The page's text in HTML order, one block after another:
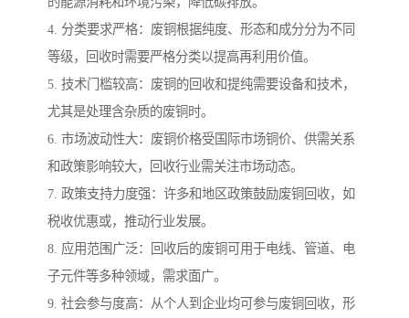
4. 分类要求严格：废铜根据纯度、形态和成分分为不同
等级，回收时需要严格分类以提高再利用价值。
5. 技术门槛较高：废铜的回收和提纯需要设备和技术，
尤其是处理含杂质的废铜时。
6. 市场波动性大：废铜价格受国际市场铜价、供需关系
和政策影响较大，回收行业需关注市场动态。
7. 政策支持力度强：许多和地区政策鼓励废铜回收，如
税收优惠或，推动行业发展。
8. 应用范围广泛：回收后的废铜可用于电线、管道、电
子元件等多种领域，需求面广。
9. 社会参与度高：从个人到企业均可参与废铜回收，形